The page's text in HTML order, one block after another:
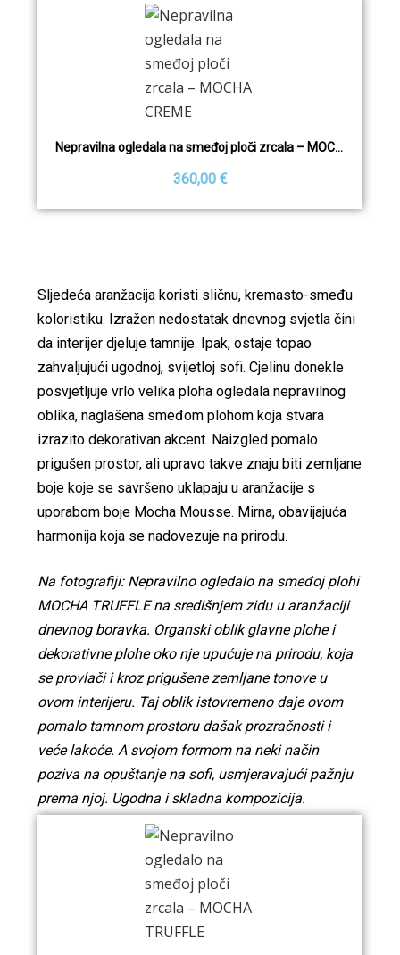
Nepravilna ogledala na smeđoj ploči zrcala – MOCHA CREME
360,00 €
Sljedeća aranžacija koristi sličnu, kremasto-smeđu
koloristiku. Izražen nedostatak dnevnog svjetla čini
da interijer djeluje tamnije. Ipak, ostaje topao
zahvaljujući ugodnoj, svijetloj sofi. Cjelinu donekle
posvjetljuje vrlo velika ploha ogledala nepravilnog
oblika, naglašena smeđom plohom koja stvara
izrazito dekorativan akcent. Naizgled pomalo
prigušen prostor, ali upravo takve znaju biti zemljane
boje koje se savršeno uklapaju u aranžacije s
uporabom boje Mocha Mousse. Mirna, obavijajuća
harmonija koja se nadovezuje na prirodu.
Na fotografiji: Nepravilno ogledalo na smeđoj plohi
MOCHA TRUFFLE na središnjem zidu u aranžaciji
dnevnog boravka. Organski oblik glavne plohe i
dekorativne plohe oko nje upućuje na prirodu, koja
se provlači i kroz prigušene zemljane tonove u
ovom interijeru. Taj oblik istovremeno daje ovom
pomalo tamnom prostoru dašak prozračnosti i
veće lakoće. A svojom formom na neki način
poziva na opuštanje na sofi, usmjeravajući pažnju
prema njoj. Ugodna i skladna kompozicija.